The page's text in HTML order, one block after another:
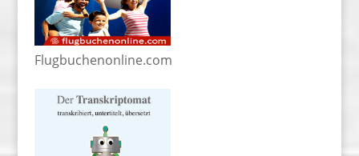
Flugbuchenonline.com